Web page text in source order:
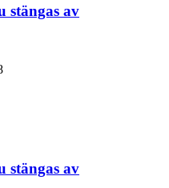
stängas av
stängas av